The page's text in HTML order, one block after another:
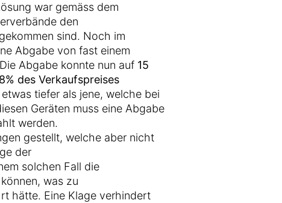
war gemäss dem
den
sind. Noch im
Abgabe von fast einem
Abgabe konnte nun auf 15
des Verkaufspreises
tiefer als jene, welche bei
Geräten muss eine Abgabe
werden.
gestellt, welche aber nicht
der
solchen Fall die
was zu
hätte. Eine Klage verhindert